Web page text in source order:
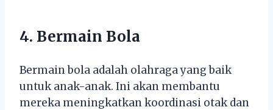
4. Bermain Bola
Bermain bola adalah olahraga yang baik
untuk anak-anak. Ini akan membantu
mereka meningkatkan koordinasi otak dan